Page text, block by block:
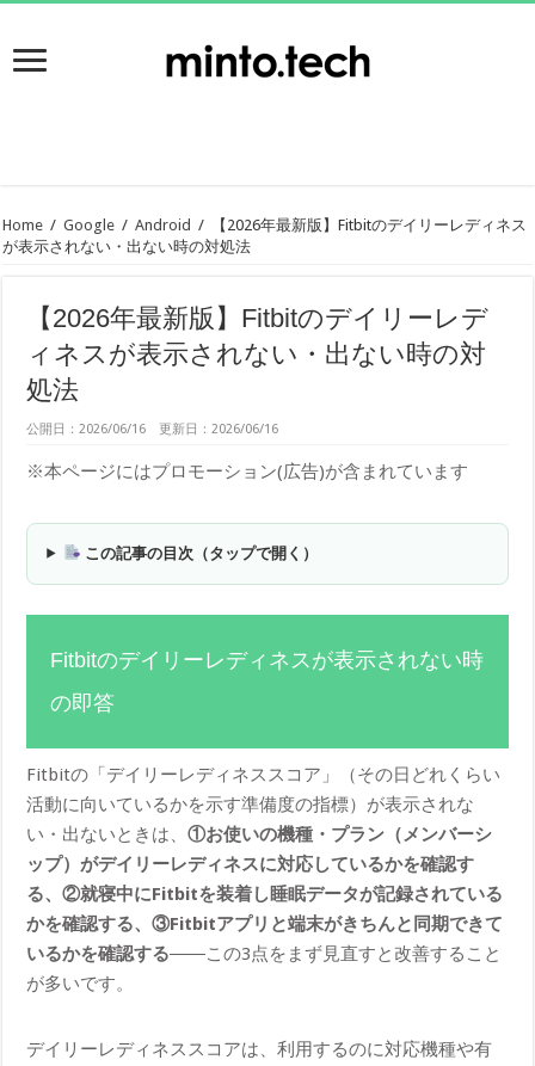
Home / Google / Android /
【2026年最新版】Fitbitのデイリーレディネス
が表示されない・出ない時の対処法
【2026年最新版】Fitbitのデイリーレデ
ィネスが表示されない・出ない時の対
処法
公開日：2026/06/16 更新日：2026/06/16
※本ページにはプロモーション(広告)が含まれています
この記事の目次（タップで開く）
Fitbitのデイリーレディネスが表示されない時
の即答
Fitbitの「デイリーレディネススコア」（その日どれくらい
活動に向いているかを示す準備度の指標）が表示されな
い・出ないときは、①お使いの機種・プラン（メンバーシ
ップ）がデイリーレディネスに対応しているかを確認す
る、②就寝中にFitbitを装着し睡眠データが記録されている
かを確認する、③Fitbitアプリと端末がきちんと同期できて
いるかを確認する――この3点をまず見直すと改善すること
が多いです。
デイリーレディネススコアは、利用するのに対応機種や有